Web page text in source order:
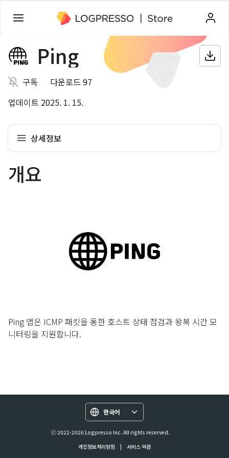
Ping
구독
다운로드 97
업데이트 2025. 1. 15.
상세정보
개요
Ping 앱은 ICMP 패킷을 통한 호스트 상태 점검과 왕복 시간 모
니터링을 지원합니다.
한국어
ⓒ 2022-2026 Logpresso Inc. All rights reserved.
개인정보처리방침
| 서비스 약관